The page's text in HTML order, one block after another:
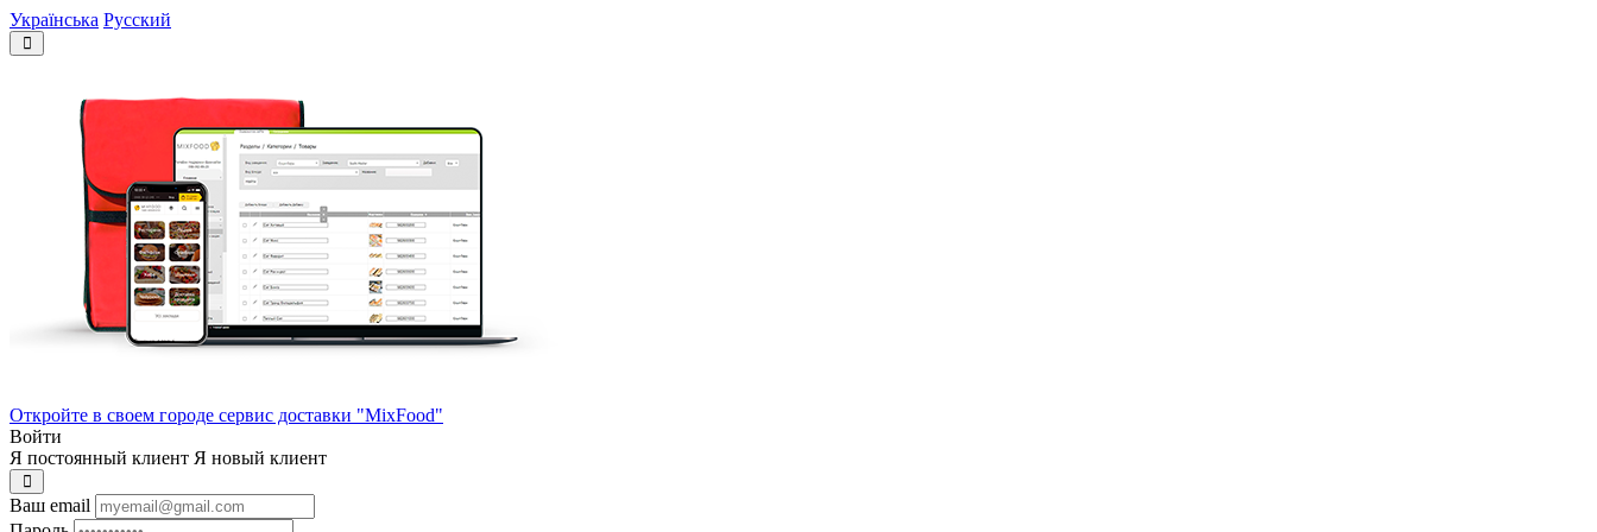
Українська Русский
Откройте в своем городе сервис доставки "MixFood"
Войти
Я постоянный клиент Я новый клиент
Ваш email